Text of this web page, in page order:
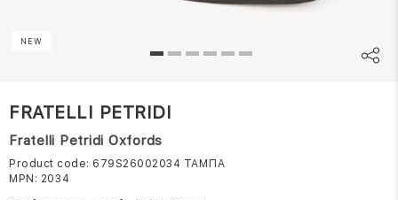
NEW
FRATELLI PETRIDI
Fratelli Petridi Oxfords
Product code: 679S26002034 ΤΑΜΠΑ
MPN: 2034